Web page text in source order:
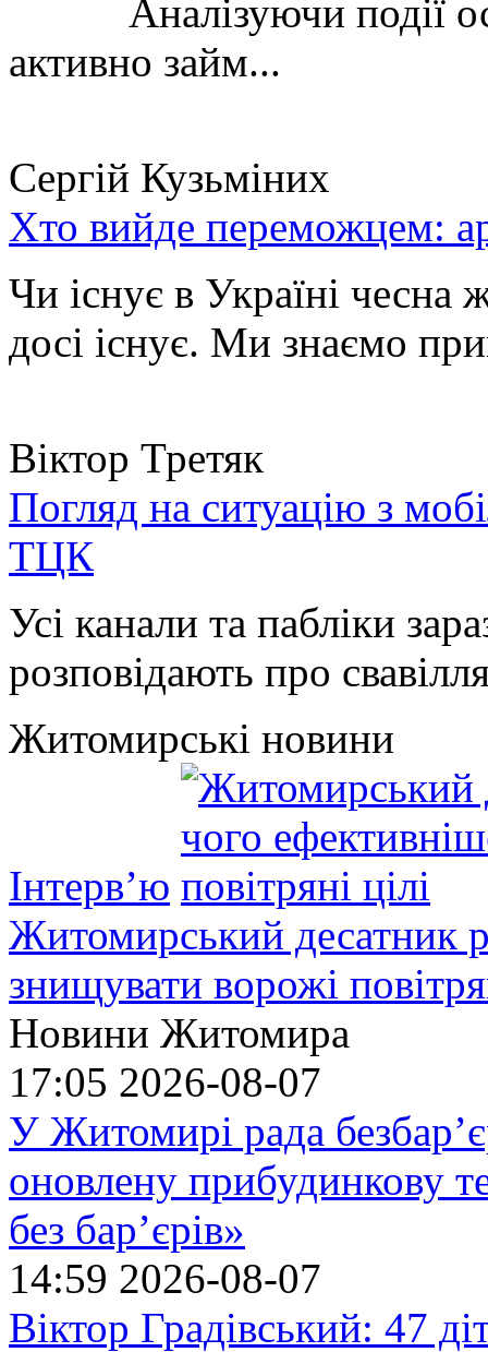
Аналізуючи події
активно займ...
Сергій Кузьміних
Хто вийде переможцем:
Чи існує в Україні чесна
досі існує. Ми знаємо
Віктор Третяк
Погляд на ситуацію з
ТЦК
Усі канали та пабліки
розповідають про
Житомирські новини
Інтерв’ю
Житомирський десатник
знищувати ворожі
Новини Житомира
17:05 2026-08-07
У Житомирі рада
оновлену прибудинкову
без бар’єрів»
14:59 2026-08-07
Віктор Градівський: 47